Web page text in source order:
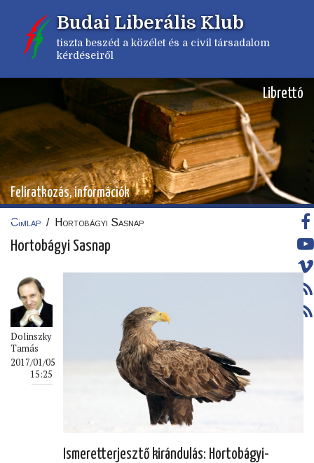
tartalomra
Budai Liberális Klub
tiszta beszéd a közélet és a civil társadalom
kérdéseiről
Librettó
Feliratkozás, információk
Címlap / Hortobágyi Sasnap
Hortobágyi Sasnap
Dolinszky
Tamás
2017/01/05
15:25
Ismeretterjesztő kirándulás: Hortobágyi-